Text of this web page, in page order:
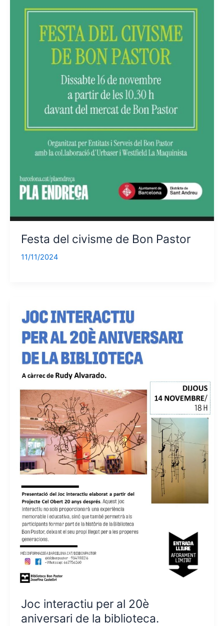
Festa del civisme de Bon Pastor
11/11/2024
Joc interactiu per al 20è
aniversari de la biblioteca.